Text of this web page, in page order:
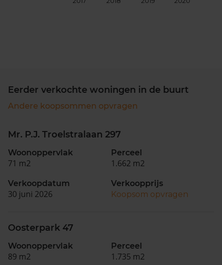
Eerder verkochte woningen in de buurt
Andere koopsommen opvragen
Mr. P.J. Troelstralaan 297
Woonoppervlak
71 m2
Perceel
1.662 m2
Verkoopdatum
30 juni 2026
Verkoopprijs
Koopsom opvragen
Oosterpark 47
Woonoppervlak
89 m2
Perceel
1.735 m2